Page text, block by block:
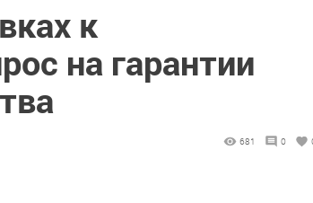
к
на гарантии
681 0